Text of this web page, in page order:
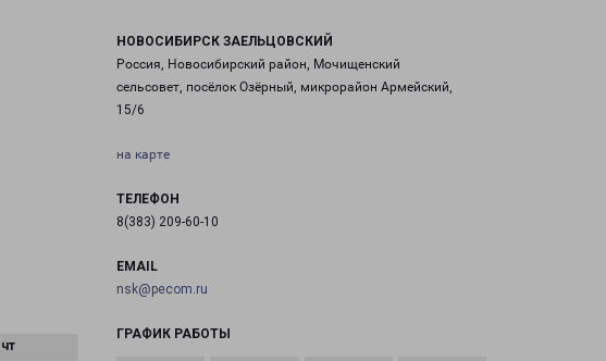
НОВОСИБИРСК ЗАЕЛЬЦОВСКИЙ
Россия, Новосибирский район, Мочищенский
сельсовет, посёлок Озёрный, микрорайон Армейский,
15/6
на карте
ТЕЛЕФОН
8(383) 209-60-10
EMAIL
nsk@pecom.ru
ГРАФИК РАБОТЫ